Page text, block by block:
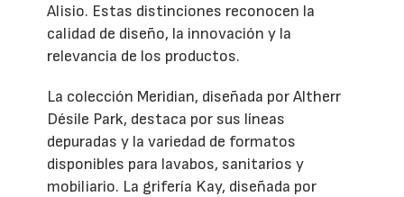
Alisio. Estas distinciones reconocen la
calidad de diseño, la innovación y la
relevancia de los productos.
La colección Meridian, diseñada por Altherr
Désile Park, destaca por sus líneas
depuradas y la variedad de formatos
disponibles para lavabos, sanitarios y
mobiliario. La grifería Kay, diseñada por